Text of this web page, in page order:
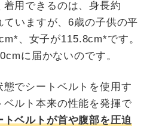
用できるのは、身長約
いますが、6歳の子供の平
、女子が115.8cm*です。
に届かないのです。
でシートベルトを使用す
ベルト本来の性能を発揮で
トベルトが首や腹部を圧迫